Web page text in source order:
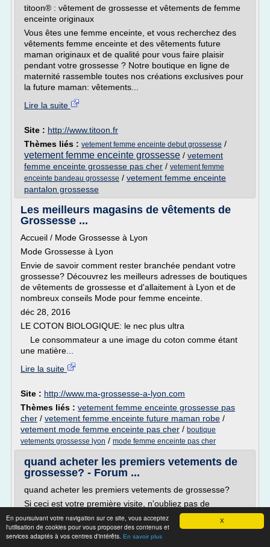
X
En poursuivant votre navigation sur ce site, vous acceptez
l'utilisation de cookies pour vous proposer des contenus et
services adaptés à vos centres d'intérêts. En savoir plus
titoon® : vêtement de grossesse et vêtements de femme
enceinte originaux
Vous êtes une femme enceinte, et vous recherchez des
vêtements femme enceinte et des vêtements future
maman originaux et de qualité pour vous faire plaisir
pendant votre grossesse ? Notre boutique en ligne de
maternité rassemble toutes nos créations exclusives pour
la future maman: vêtements...
Lire la suite
Site : http://www.titoon.fr
Thèmes liés : vetement femme enceinte debut grossesse /
vetement femme enceinte grossesse / vetement
femme enceinte grossesse pas cher / vetement femme
enceinte bandeau grossesse / vetement femme enceinte
pantalon grossesse
Les meilleurs magasins de vêtements de
Grossesse ...
Accueil / Mode Grossesse à Lyon
Mode Grossesse à Lyon
Envie de savoir comment rester branchée pendant votre
grossesse? Découvrez les meilleurs adresses de boutiques
de vêtements de grossesse et d'allaitement à Lyon et de
nombreux conseils Mode pour femme enceinte.
déc 28, 2016
LE COTON BIOLOGIQUE: le nec plus ultra
Le consommateur a une image du coton comme étant
une matière...
Lire la suite
Site : http://www.ma-grossesse-a-lyon.com
Thèmes liés : vetement femme enceinte grossesse pas
cher / vetement femme enceinte future maman robe /
vetement mode femme enceinte pas cher / boutique
vetements grossesse lyon / mode femme enceinte pas cher
quand acheter les premiers vetements de
grossesse? - Forum ...
quand acheter les premiers vetements de grossesse?
Si ceci est votre première visite, n'oubliez pas de
consulter la FAQ en cliquant sur le lien au dessus. Vous
devez être inscrit avant de pouvoir crée un message:
cliquez sur le lien au dessus pour vous inscrire. Pour